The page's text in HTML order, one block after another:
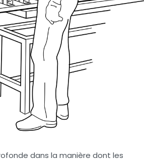
dans la manière dont les